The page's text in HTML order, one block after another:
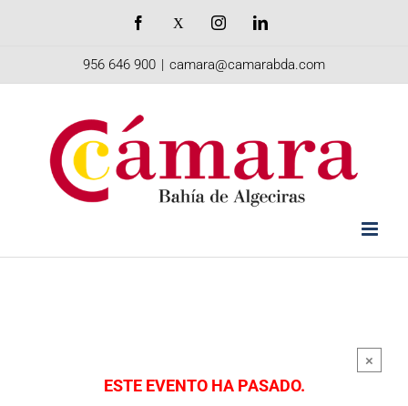
Facebook InstagramLinkedIn
956 646 900 | camara@camarabda.com
ESTE EVENTO HA PASADO.
×